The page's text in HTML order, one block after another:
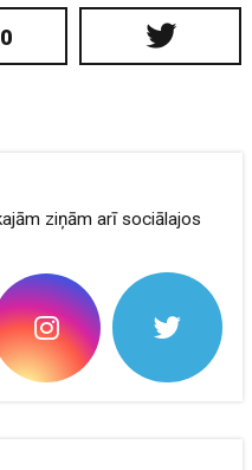
0
ziņām arī sociālajos